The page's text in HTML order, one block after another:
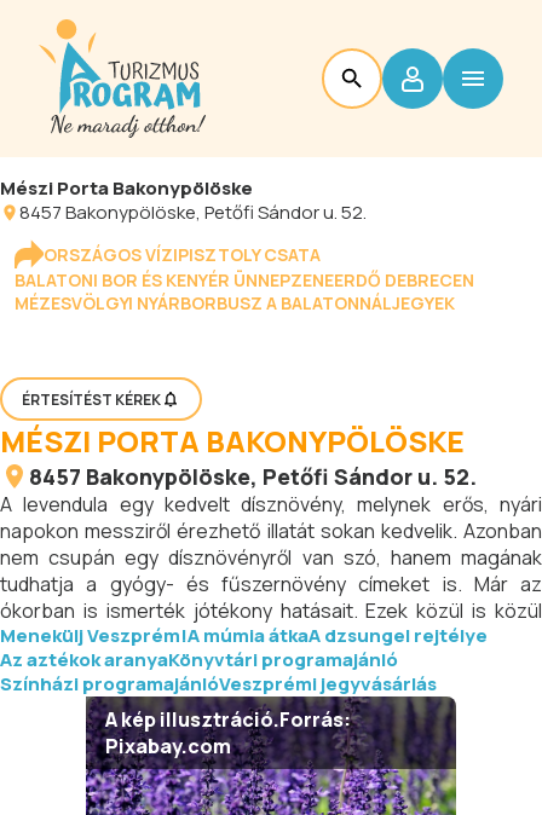
Mészi Porta Bakonypölöske
8457Bakonypölöske, Petőfi Sándor u. 52.
ORSZÁGOS VÍZIPISZTOLY CSATA
BALATONI BOR ÉS KENYÉR ÜNNEPZENEERDŐ DEBRECEN
MÉZESVÖLGYI NYÁRBORBUSZ A BALATONNÁLJEGYEK
ÉRTESÍTÉST KÉREK
MÉSZI PORTA BAKONYPÖLÖSKE
8457 Bakonypölöske, Petőfi Sándor u. 52.
A levendula egy kedvelt dísznövény, melynek erős, nyári
napokon messziről érezhető illatát sokan kedvelik. Azonban
nem csupán egy dísznövényről van szó, hanem magának
tudhatja a gyógy- és fűszernövény címeket is. Már az
ókorban is ismerték jótékony hatásait. Ezek közül is közül
figyelemre méltó, hogy immunerősítő, gyulladáscsökkentő,
antibakteriális hatása miatt erősíti az immunrendszert. A
levendula ültetvényeken megismerkedhet a nővényekkel, a
levendulából készült termékekkel. A Mészi Portán lehetőség
van állatsimogatásra, mezítlábas ösvény kipróbálására, részt
tudsz venni szedd magad szüreteken is.
Menekülj Veszprém!A múmia átkaA dzsungel rejtélye
Az aztékok aranyaKönyvtári programajánló
Színházi programajánlóVeszprémi jegyvásárlás
A kép illusztráció.Forrás:
Pixabay.com